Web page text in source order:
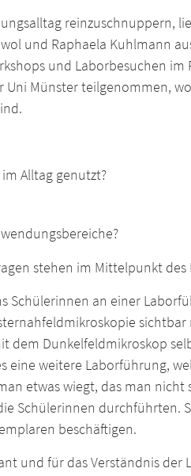
reinzuschnuppern,
und Raphaela Kuhlmann
und Laborbesuchen
Uni Münster teilgenommen,
Alltag genutzt?
stehen im Mittelpunkt des
Schülerinnen an einer
dem Dunkelfeldmikroskop
eine weitere Laborführung,
etwas wiegt, das man nicht
Schülerinnen durchführten.
beschäftigen.
und für das Verständnis